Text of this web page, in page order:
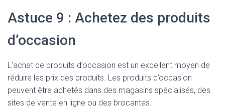
Astuce 9 : Achetez des produits
d’occasion
L’achat de produits d’occasion est un excellent moyen de
réduire les prix des produits. Les produits d’occasion
peuvent être achetés dans des magasins spécialisés, des
sites de vente en ligne ou des brocantes.